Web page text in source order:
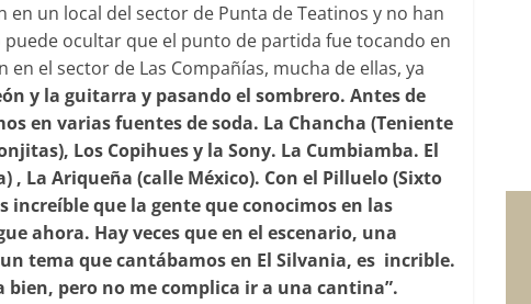
un local del sector de Punta de Teatinos y no han
ocultar que el punto de partida fue tocando en
el sector de Las Compañías, mucha de ellas, ya
y la guitarra y pasando el sombrero. Antes de
en varias fuentes de soda. La Chancha (Teniente
Los Copihues y la Sony. La Cumbiamba. El
, La Ariqueña (calle México). Con el Pilluelo (Sixto
increíble que la gente que conocimos en las
ahora. Hay veces que en el escenario, una
tema que cantábamos en El Silvania, es incrible.
bien, pero no me complica ir a una cantina”.